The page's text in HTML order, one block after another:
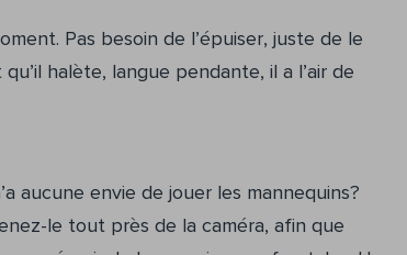
Pas besoin de l’épuiser, juste de le
halète, langue pendante, il a l’air de
aucune envie de jouer les mannequins?
le tout près de la caméra, afin que